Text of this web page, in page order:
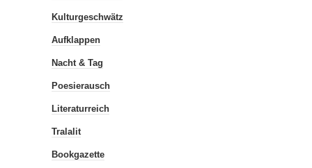
Kulturgeschwätz
Aufklappen
Nacht & Tag
Poesierausch
Literaturreich
Tralalit
Bookgazette